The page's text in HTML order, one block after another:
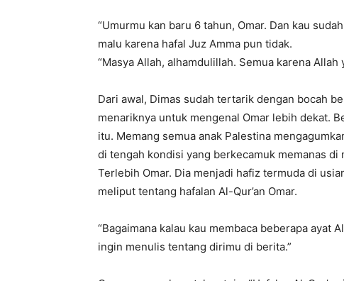
“Umurmu kan baru 6 tahun, Omar. Dan kau
malu karena hafal Juz Amma pun tidak.
“Masya Allah, alhamdulillah. Semua karena
Dari awal, Dimas sudah tertarik dengan bocah
menariknya untuk mengenal Omar lebih dekat.
itu. Memang semua anak Palestina
di tengah kondisi yang berkecamuk memanas di
Terlebih Omar. Dia menjadi hafiz termuda di
meliput tentang hafalan Al-Qur’an Omar.
“Bagaimana kalau kau membaca beberapa ayat
ingin menulis tentang dirimu di berita.”